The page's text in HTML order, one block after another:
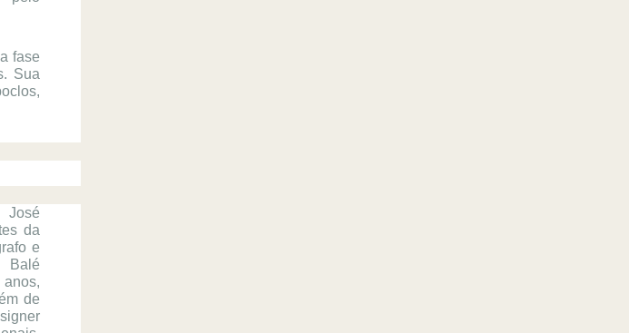
fase
Sua
José
da
e
Balé
de